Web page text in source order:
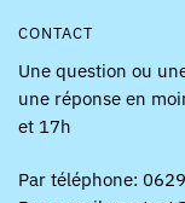
CONTACT
Une question ou
une réponse en
et 17h
Par téléphone: